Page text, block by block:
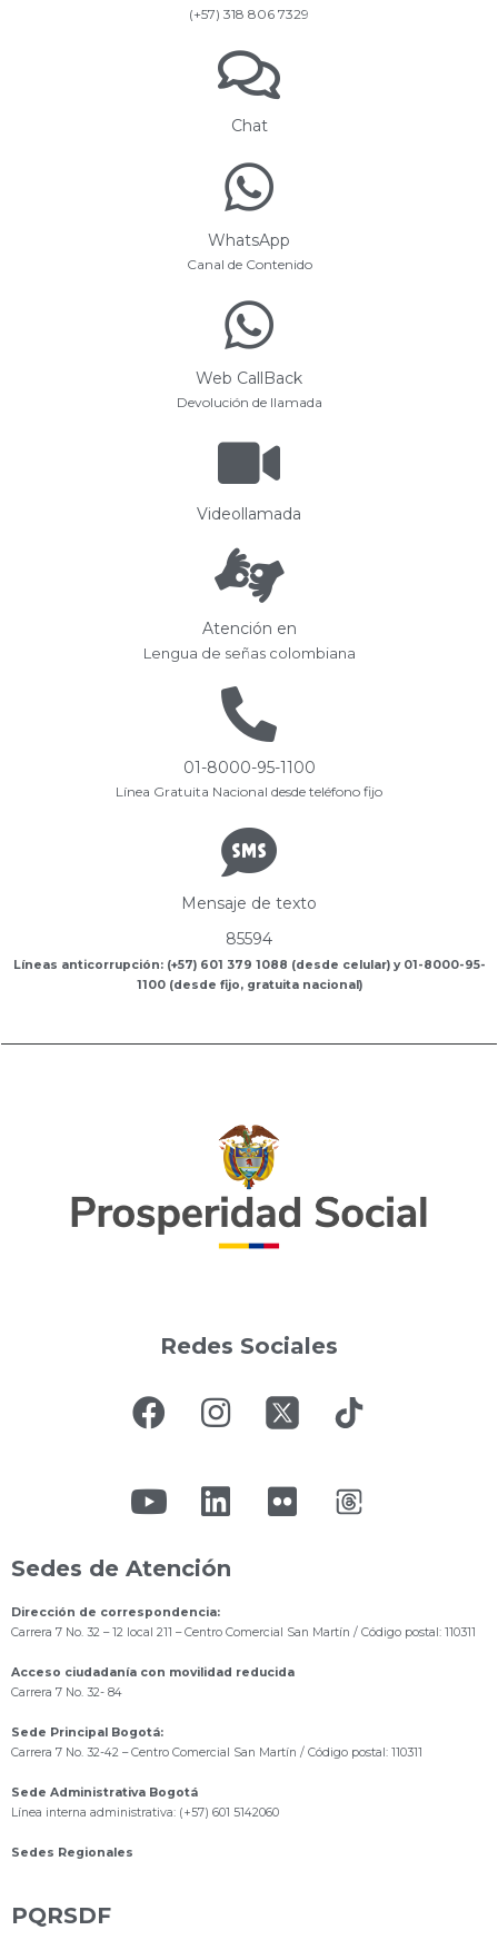
(+57) 318 806 7329
Chat
WhatsApp
Canal de Contenido
Web CallBack
Devolución de llamada
Videollamada
Atención en
Lengua de señas colombiana
01-8000-95-1100
Línea Gratuita Nacional desde teléfono fijo
Mensaje de texto
85594
Líneas anticorrupción: (+57) 601 379 1088 (desde celular) y 01-8000-95-
1100 (desde fijo, gratuita nacional)
Redes Sociales
Sedes de Atención
Dirección de correspondencia:
Carrera 7 No. 32 – 12 local 211 – Centro Comercial San Martín / Código postal: 110311
Acceso ciudadanía con movilidad reducida
Carrera 7 No. 32- 84
Sede Principal Bogotá:
Carrera 7 No. 32-42 – Centro Comercial San Martín / Código postal: 110311
Sede Administrativa Bogotá
Línea interna administrativa: (+57) 601 5142060
Sedes Regionales
PQRSDF